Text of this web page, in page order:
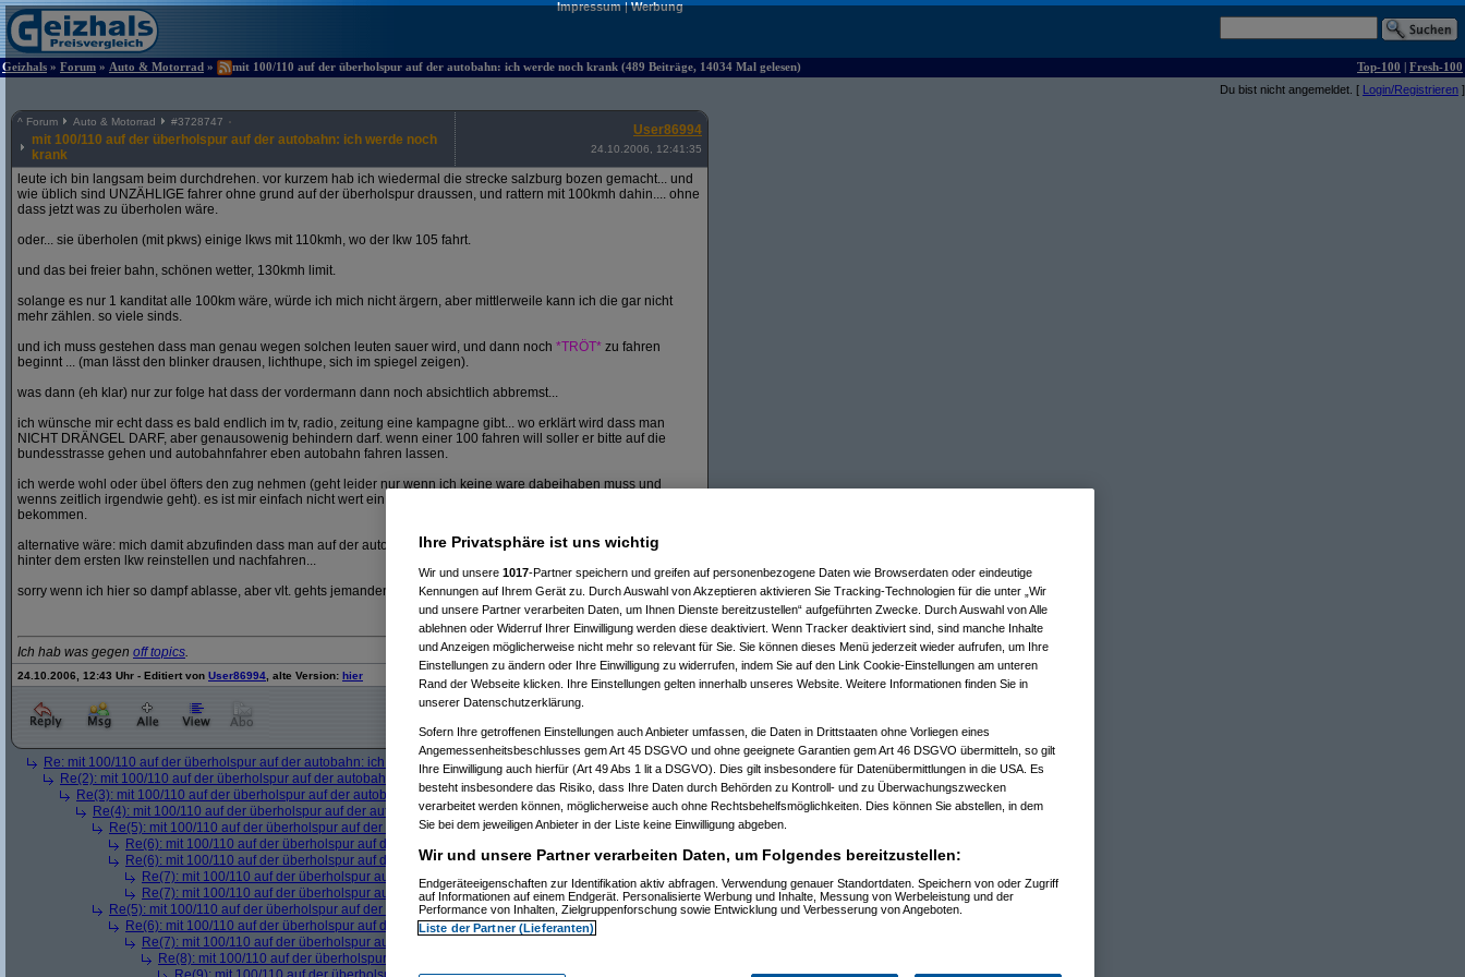
Impressum|Werbung
Geizhals » Forum » Auto & Motorrad » mit 100/110 auf der überholspur auf der autobahn: ich werde noch krank (489 Beiträge, 14034 Mal gelesen) Top-100 | Fresh-100
Du bist nicht angemeldet. [ Login/Registrieren ]
^ Forum Auto & Motorrad #3728747
mit 100/110 auf der überholspur auf der autobahn: ich werde noch
krank
User86994
24.10.2006, 12:41:35
leute ich bin langsam beim durchdrehen. vor kurzem hab ich wiedermal die strecke salzburg bozen gemacht... und
wie üblich sind UNZÄHLIGE fahrer ohne grund auf der überholspur draussen, und rattern mit 100kmh dahin.... ohne
dass jetzt was zu überholen wäre.
oder... sie überholen (mit pkws) einige lkws mit 110kmh, wo der lkw 105 fahrt.
und das bei freier bahn, schönen wetter, 130kmh limit.
solange es nur 1 kanditat alle 100km wäre, würde ich mich nicht ärgern, aber mittlerweile kann ich die gar nicht
mehr zählen. so viele sinds.
und ich muss gestehen dass man genau wegen solchen leuten sauer wird, und dann noch *TRÖT* zu fahren
beginnt ... (man lässt den blinker drausen, lichthupe, sich im spiegel zeigen).
was dann (eh klar) nur zur folge hat dass der vordermann dann noch absichtlich abbremst...
ich wünsche mir echt dass es bald endlich im tv, radio, zeitung eine kampagne gibt... wo erklärt wird dass man
NICHT DRÄNGEL DARF, aber genausowenig behindern darf. wenn einer 100 fahren will soller er bitte auf die
bundesstrasse gehen und autobahnfahrer eben autobahn fahren lassen.
ich werde wohl oder übel öfters den zug nehmen (geht leider nur wenn ich keine ware dabeihaben muss und
wenns zeitlich irgendwie geht). es ist mir einfach nicht wert ein magengeschwühr wegen einigen vollid***en zu
bekommen.
alternative wäre: mich damit abzufinden dass man auf der autobahn nur mehr 100 fahren kann, also mich enifach
hinter dem ersten lkw reinstellen und nachfahren...
sorry wenn ich hier so dampf ablasse, aber vlt. gehts jemanden gleich und wir organisieren eine selbsthilfegruppe
Ich hab was gegen off topics.
24.10.2006, 12:43 Uhr - Editiert von User86994 , alte Version: hier
Re: mit 100/110 auf der überholspur auf der autobahn: ich werde noch krank yangel am 24.10.2006, 12:50:53)
Re(2): mit 100/110 auf der überholspur auf der autobahn: ich werde noch krank
User86994
am 24.10.2006, 12:55:55)
Re(3): mit 100/110 auf der überholspur auf der autobahn: ich werde noch krank(yangel am 24.10.2006, 13:03:52)
Re(4): mit 100/110 auf der überholspur auf der autobahn: ich werde noch krank(User86994am 24.10.2006, 13:10:52)
Re(5): mit 100/110 auf der überholspur auf der autobahn: ich werde noch krank(psycho_on_touram 24.10.2006, 13:17:55)
Re(6): mit 100/110 auf der überholspur auf der autobahn: ich werde noch krank
Re(6): mit 100/110 auf der überholspur auf der autobahn: ich werde noch krank (Glockmanam 24.10.2006, 14:12:55)
Re(7): mit 100/110 auf der überholspur auf der autobahn: ich werde noch krank
User86994 am 24.10.2006, 14:46:38)
Re(7): mit 100/110 auf der überholspur auf der autobahn: ich werde noch krank( psycho_on_touram 24.10.2006, 15:12:28)
Re(5): mit 100/110 auf der überholspur auf der autobahn: ich werde noch krank(yangelam 24.10.2006, 13:24:53)
Re(6): mit 100/110 auf der überholspur auf der autobahn: ich werde noch krank(
Re(7): mit 100/110 auf der überholspur auf der autobahn: ich werde noch krank
Re(8): mit 100/110 auf der überholspur auf der autobahn: ich werde noch krank
Ihre Privatsphäre ist uns wichtig
Wir und unsere 1017-Partner speichern und greifen auf personenbezogene Daten wie Browserdaten oder eindeutige
Kennungen auf Ihrem Gerät zu. Durch Auswahl von Akzeptieren aktivieren Sie Tracking-Technologien für die unter „Wir
und unsere Partner verarbeiten Daten, um Ihnen Dienste bereitzustellen“ aufgeführten Zwecke. Durch Auswahl von Alle
ablehnen oder Widerruf Ihrer Einwilligung werden diese deaktiviert. Wenn Tracker deaktiviert sind, sind manche Inhalte
und Anzeigen möglicherweise nicht mehr so relevant für Sie. Sie können dieses Menü jederzeit wieder aufrufen, um Ihre
Einstellungen zu ändern oder Ihre Einwilligung zu widerrufen, indem Sie auf den Link Cookie-Einstellungen am unteren
Rand der Webseite klicken. Ihre Einstellungen gelten innerhalb unseres Website. Weitere Informationen finden Sie in
unserer Datenschutzerklärung.
Sofern Ihre getroffenen Einstellungen auch Anbieter umfassen, die Daten in Drittstaaten ohne Vorliegen eines
Angemessenheitsbeschlusses gem Art 45 DSGVO und ohne geeignete Garantien gem Art 46 DSGVO übermitteln, so gilt
Ihre Einwilligung auch hierfür (Art 49 Abs 1 lit a DSGVO). Dies gilt insbesondere für Datenübermittlungen in die USA. Es
besteht insbesondere das Risiko, dass Ihre Daten durch Behörden zu Kontroll- und zu Überwachungszwecken
verarbeitet werden können, möglicherweise auch ohne Rechtsbehelfsmöglichkeiten. Dies können Sie abstellen, in dem
Sie bei dem jeweiligen Anbieter in der Liste keine Einwilligung abgeben.
Wir und unsere Partner verarbeiten Daten, um Folgendes bereitzustellen:
Endgeräteeigenschaften zur Identifikation aktiv abfragen. Verwendung genauer Standortdaten. Speichern von oder Zugriff
auf Informationen auf einem Endgerät. Personalisierte Werbung und Inhalte, Messung von Werbeleistung und der
Performance von Inhalten, Zielgruppenforschung sowie Entwicklung und Verbesserung von Angeboten.
Liste der Partner (Lieferanten)